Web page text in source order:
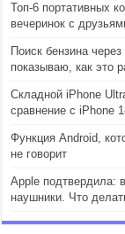
Топ-6 портативных
вечеринок с
Поиск бензина
показываю, как это
Складной iPhone
сравнение с iPhone
Функция Android,
не говорит
Apple подтвердила:
наушники. Что